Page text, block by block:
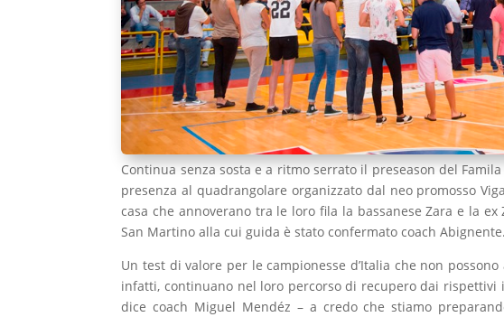
Continua senza sosta e a ritmo serrato il preseason del
presenza al quadrangolare organizzato dal neo promosso
casa che annoverano tra le loro fila la bassanese Zara e la
San Martino alla cui guida è stato confermato coach Abignente.
Un test di valore per le campionesse d’Italia che non
infatti, continuano nel loro percorso di recupero dai
dice coach Miguel Mendéz – a credo che stiamo